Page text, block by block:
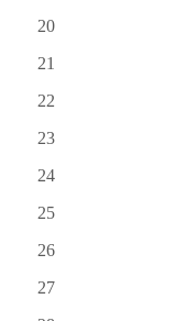
20
21
22
23
24
25
26
27